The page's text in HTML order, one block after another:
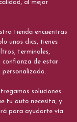
al mejor
tienda encuentras
unos clics, tienes
terminales,
confianza de estar
personalizada.
soluciones.
tu auto necesita, y
para ayudarte vía